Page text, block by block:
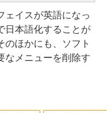
イスが英語になっ
日本語化することが
のほかにも、ソフト
なメニューを削除す